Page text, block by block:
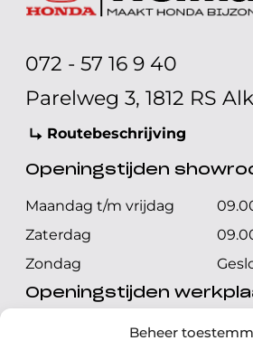
Beheer
072 - 57 16 9 40
Parelweg 3, 1812 RS
Routebeschrijving
Openingstijden
Maandag t/m vrijdag
Zaterdag
Zondag
Openingstijden
Maandag t/m vrijdag